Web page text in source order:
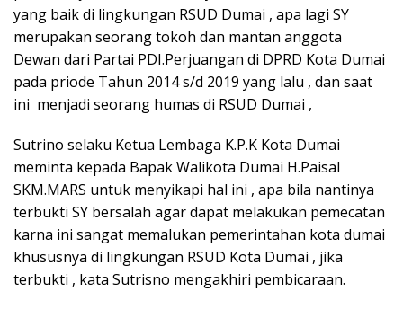
yang baik di lingkungan RSUD Dumai , apa lagi SY
merupakan seorang tokoh dan mantan anggota
Dewan dari Partai PDI.Perjuangan di DPRD Kota Dumai
pada priode Tahun 2014 s/d 2019 yang lalu , dan saat
ini menjadi seorang humas di RSUD Dumai ,
Sutrino selaku Ketua Lembaga K.P.K Kota Dumai
meminta kepada Bapak Walikota Dumai H.Paisal
SKM.MARS untuk menyikapi hal ini , apa bila nantinya
terbukti SY bersalah agar dapat melakukan pemecatan
karna ini sangat memalukan pemerintahan kota dumai
khususnya di lingkungan RSUD Kota Dumai , jika
terbukti , kata Sutrisno mengakhiri pembicaraan.